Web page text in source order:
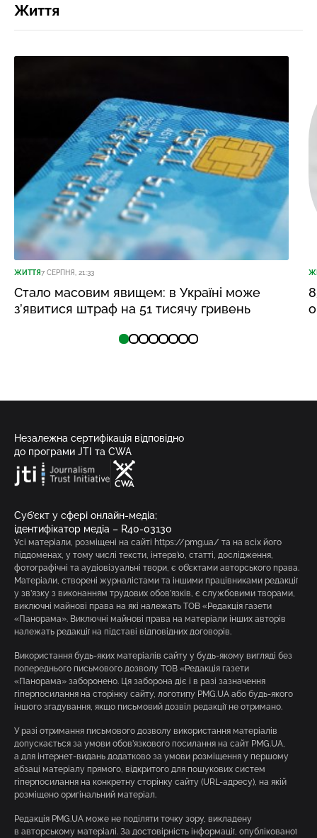
Життя
ЖИТТЯ7 СЕРПНЯ, 21:33
Стало масовим явищем: в Україні може
з’явитися штраф на 51 тисячу гривень
Незалежна сертифікація відповідно
до програми JTI та CWA
Суб’єкт у сфері онлайн-медіа;
ідентифікатор медіа – R40-03130
Усі матеріали, розміщені на сайті https://pmg.ua/ та на всіх його
піддоменах, у тому числі тексти, інтерв’ю, статті, дослідження,
фотографічні та аудіовізуальні твори, є об’єктами авторського права.
Матеріали, створені журналістами та іншими працівниками редакції
у зв’язку з виконанням трудових обов’язків, є службовими творами,
виключні майнові права на які належать ТОВ «Редакція газети
«Панорама». Виключні майнові права на матеріали інших авторів
належать редакції на підставі відповідних договорів.
Використання будь-яких матеріалів сайту у будь-якому вигляді без
попереднього письмового дозволу ТОВ «Редакція газети
«Панорама» заборонено. Ця заборона діє і в разі зазначення
гіперпосилання на сторінку сайту, логотипу PMG.UA або будь-якого
іншого згадування, якщо письмовий дозвіл редакції не отримано.
У разі отримання письмового дозволу використання матеріалів
допускається за умови обов’язкового посилання на сайт PMG.UA,
а для інтернет-видань додатково за умови розміщення у першому
абзаці матеріалу прямого, відкритого для пошукових систем
гіперпосилання на конкретну сторінку сайту (URL-адресу), на якій
розміщено оригінальний матеріал.
Редакція PMG.UA може не поділяти точку зору, викладену
в авторському матеріалі. За достовірність інформації, опублікованої